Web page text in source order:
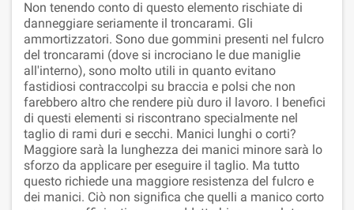
Non tenendo conto di questo elemento rischiate di
danneggiare seriamente il troncarami. Gli
ammortizzatori. Sono due gommini presenti nel fulcro
del troncarami (dove si incrociano le due maniglie
all'interno), sono molto utili in quanto evitano
fastidiosi contraccolpi su braccia e polsi che non
farebbero altro che rendere più duro il lavoro. I benefici
di questi elementi si riscontrano specialmente nel
taglio di rami duri e secchi. Manici lunghi o corti?
Maggiore sarà la lunghezza dei manici minore sarà lo
sforzo da applicare per eseguire il taglio. Ma tutto
questo richiede una maggiore resistenza del fulcro e
dei manici. Ciò non significa che quelli a manico corto